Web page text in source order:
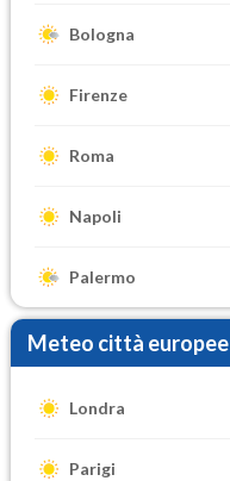
Bologna
Firenze
Roma
Napoli
Palermo
Meteo città europee
Londra
Parigi